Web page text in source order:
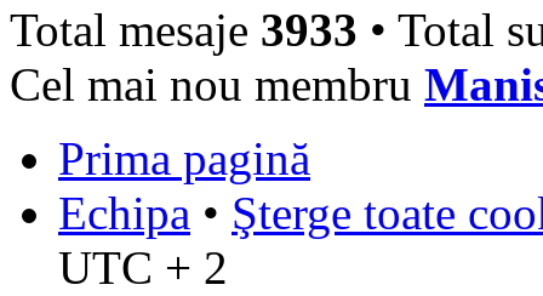
Total mesaje 3933 • Total
Cel mai nou membru
Prima pagină
Echipa • Şterge toate
UTC + 2